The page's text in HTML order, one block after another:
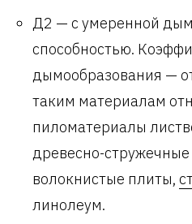
Д2 — с умеренной
способностью.
дымообразования —
таким материалам
пиломатериалы
древесно-
волокнистые плиты,
линолеум.